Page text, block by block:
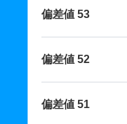
偏差値 53
偏差値 52
偏差値 51